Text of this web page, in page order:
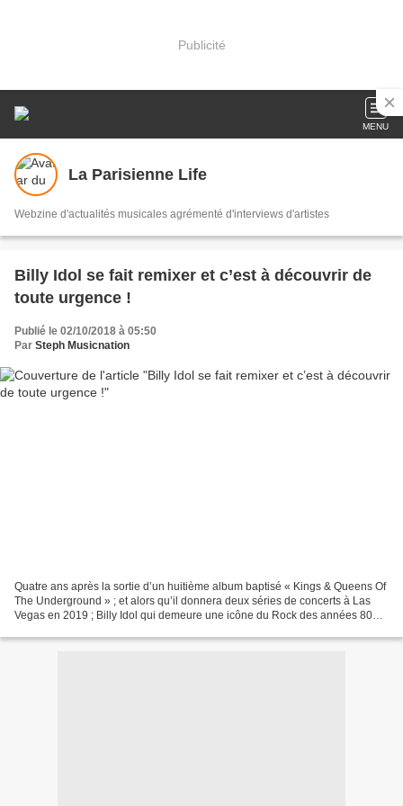
Publicité
MENU
La Parisienne Life
Webzine d'actualités musicales agrémenté d'interviews d'artistes
Billy Idol se fait remixer et c’est à découvrir de
toute urgence !
Publié le 02/10/2018 à 05:50
Par Steph Musicnation
Quatre ans après la sortie d’un huitième album baptisé « Kings & Queens Of
The Underground » ; et alors qu’il donnera deux séries de concerts à Las
Vegas en 2019 ; Billy Idol qui demeure une icône du Rock des années 80